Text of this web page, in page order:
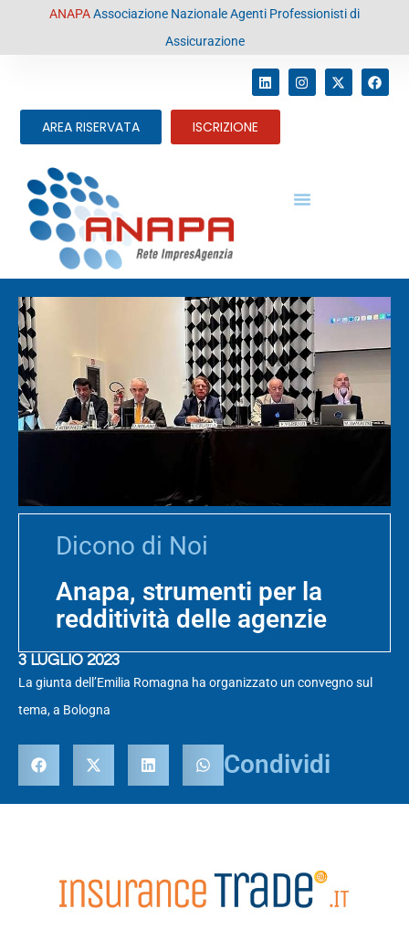
contenutoANAPAAssociazione Nazionale Agenti Professionisti di
Assicurazione
AREA RISERVATA ISCRIZIONE
Dicono di Noi
Anapa, strumenti per la
redditività delle agenzie
3 LUGLIO 2023
La giunta dell’Emilia Romagna ha organizzato un convegno sul
tema, a Bologna
Condividi